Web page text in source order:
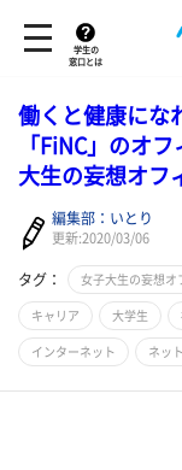
学生の
窓口とは
働くと健康にな
「FiNC」のオ
大生の妄想オフ
編集部：いとり
更新:2020/03/06
タグ： 女子大生の妄想オ
キャリア 大学生
インターネット ネット